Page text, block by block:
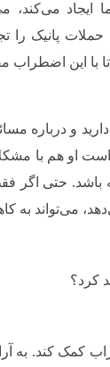
می‌کند،
پانیک را
با این اضطراب
و درباره
است او هم با
باشد. حتی
می‌تواند
کمک کند. به